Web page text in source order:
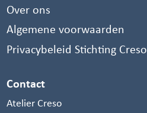
Over ons
Algemene voorwaarden
Privacybeleid Stichting Creso
Contact
Atelier Creso